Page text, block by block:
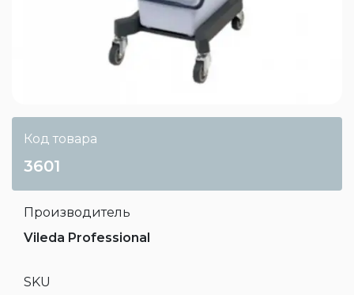
Код товара
3601
Производитель
Vileda Professional
SKU